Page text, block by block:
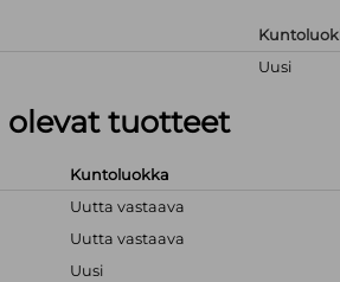
Uusi
olevat tuotteet
Kuntoluokka
Uutta vastaava
Uutta vastaava
Uusi